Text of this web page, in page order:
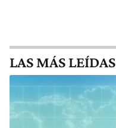
LAS MÁS LEÍDAS